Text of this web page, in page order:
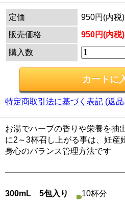
定価
950円(内税)
販売価格
950円(内税)
購入数
特定商取引法に基づく表記 (返
お湯でハーブの香りや栄養を抽
に2～3杯召し上がる事は、妊産
身心のバランス管理方法です
300mL 5包入り 10杯分